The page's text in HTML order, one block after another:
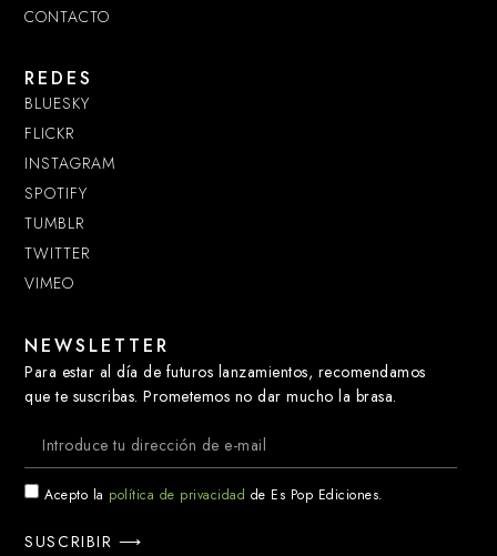
CONTACTO
REDES
BLUESKY
FLICKR
INSTAGRAM
SPOTIFY
TUMBLR
TWITTER
VIMEO
NEWSLETTER
Para estar al día de futuros lanzamientos, recomendamos
que te suscribas. Prometemos no dar mucho la brasa.
Acepto la política de privacidad de Es Pop Ediciones.
SUSCRIBIR ⟶